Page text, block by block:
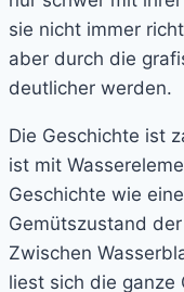
sie nicht immer
aber durch die
deutlicher werden.
Die Geschichte ist
ist mit
Geschichte wie
Gemütszustand
Zwischen
liest sich die ganze